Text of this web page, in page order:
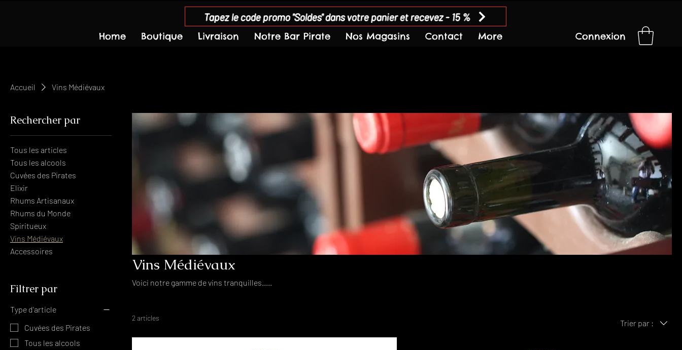
Tapez le code promo "Soldes" dans votre panier et recevez - 15 %
Home Boutique Livraison Notre Bar Pirate Nos Magasins Contact More Connexion
Accueil Vins Médiévaux
Rechercher par
Tous les articles
Tous les alcools
Cuvées des Pirates
Elixir
Rhums Artisanaux
Rhums du Monde
Spiritueux
Vins Médiévaux
Accessoires
Filtrer par
Type d'article
Cuvées des Pirates
Tous les alcools
Vins Médiévaux
Voici notre gamme de vins tranquilles.....
2 articles
Trier par :